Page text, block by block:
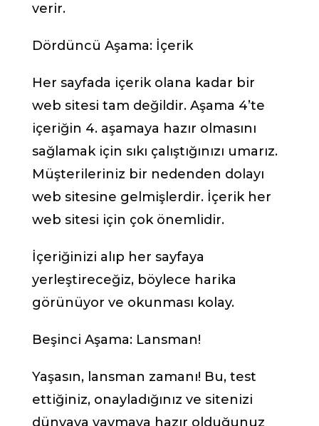
verir.
Dördüncü Aşama: İçerik
Her sayfada içerik olana kadar bir
web sitesi tam değildir. Aşama 4’te
içeriğin 4. aşamaya hazır olmasını
sağlamak için sıkı çalıştığınızı umarız.
Müşterileriniz bir nedenden dolayı
web sitesine gelmişlerdir. İçerik her
web sitesi için çok önemlidir.
İçeriğinizi alıp her sayfaya
yerleştireceğiz, böylece harika
görünüyor ve okunması kolay.
Beşinci Aşama: Lansman!
Yaşasın, lansman zamanı! Bu, test
ettiğiniz, onayladığınız ve sitenizi
dünyaya yaymaya hazır olduğunuz